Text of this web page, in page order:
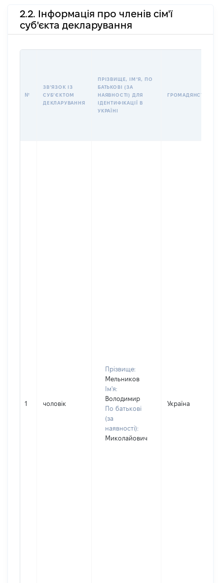
2.2. Інформація про членів сім'ї
суб'єкта декларування
№
ЗВʼЯЗОК ІЗ
СУБʼЄКТОМ
ДЕКЛАРУВАННЯ
ПРІЗВИЩЕ, ІМʼЯ, ПО
БАТЬКОВІ (ЗА
НАЯВНОСТІ) ДЛЯ
ІДЕНТИФІКАЦІЇ В
УКРАЇНІ
ГРОМАДЯНСТВО
1 чоловік
Прізвище:
Мельников
Ім'я:
Володимир
По батькові
(за
наявності):
Миколайович
Україна